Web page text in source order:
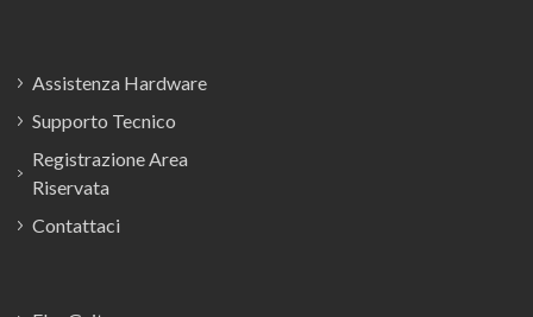
Assistenza Hardware
Supporto Tecnico
Registrazione Area
Riservata
Contattaci